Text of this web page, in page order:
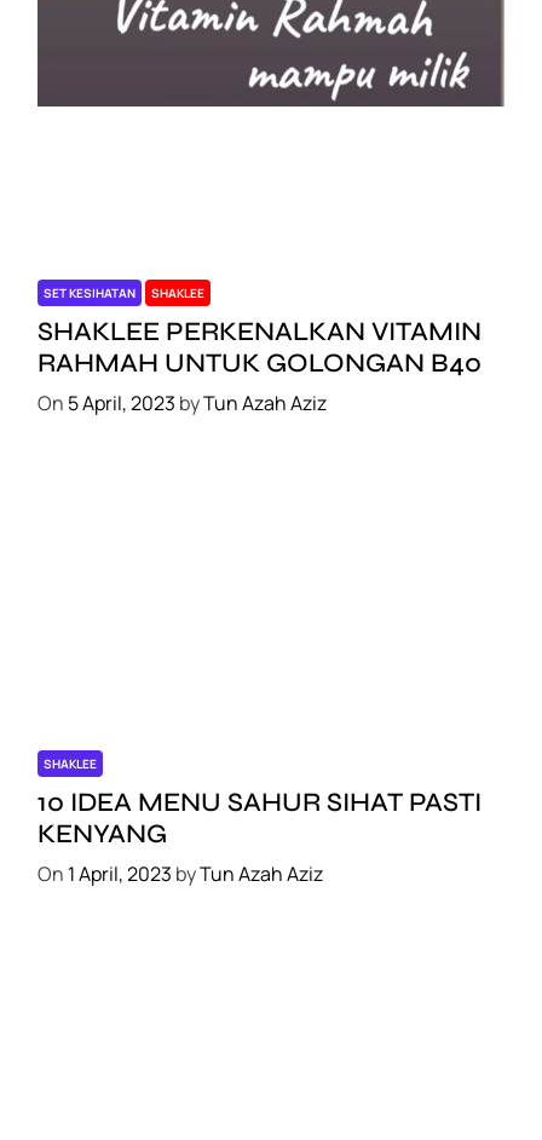
SET KESIHATAN SHAKLEE
SHAKLEE PERKENALKAN VITAMIN
RAHMAH UNTUK GOLONGAN B40
On 5 April, 2023 byTun Azah Aziz
SHAKLEE
10 IDEA MENU SAHUR SIHAT PASTI
KENYANG
On 1 April, 2023 byTun Azah Aziz